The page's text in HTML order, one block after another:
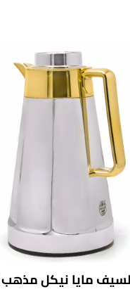
مايا نيكل مذهب 0.75 لتر